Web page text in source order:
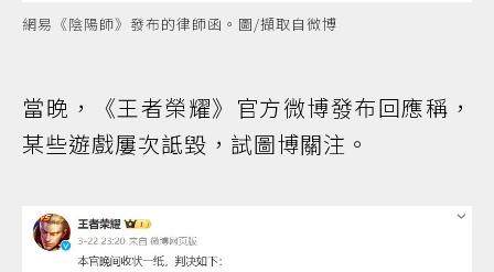
網易《陰陽師》發布的律師函。圖/擷取自微博
當晚，《王者榮耀》官方微博發布回應稱，
某些遊戲屢次詆毀，試圖博關注。